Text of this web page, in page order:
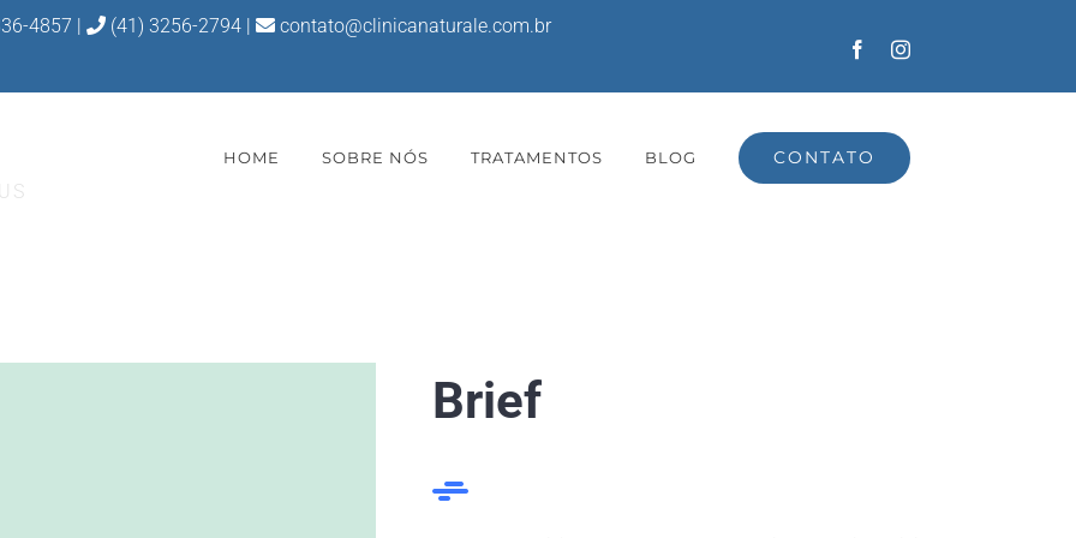
4857 | (41) 3256-2794 | contato@clinicanaturale.com.br
FacebookInstagram
HOME SOBRE NÓS TRATAMENTOS BLOG CONTATO
Brief